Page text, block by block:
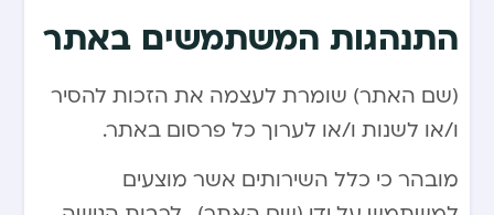
התנהגות המשתמשים באתר
(שם האתר) שומרת לעצמה את הזכות להסיר
ו/או לשנות ו/או לערוך כל פרסום באתר.
מובהר כי כלל השירותים אשר מוצעים